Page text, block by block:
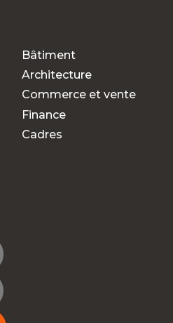
Bâtiment
Architecture
Commerce et vente
Finance
Cadres